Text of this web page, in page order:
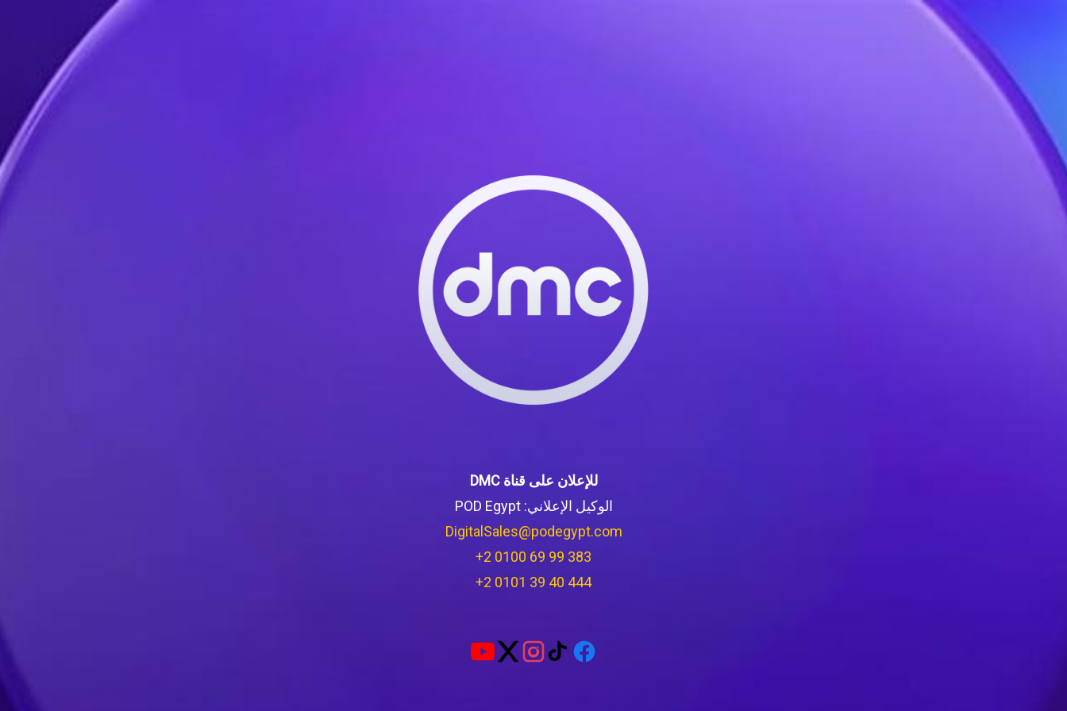
للإعلان على قناة DMC
الوكيل الإعلاني: POD Egypt
DigitalSales@podegypt.com
‪+2 0100 69 99 383‬
‪+2 0101 39 40 444‬